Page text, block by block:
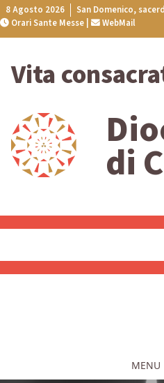
Skip
to
content
8 Agosto 2026
San Domenico,
Orari Sante Messe
WebMail
Vita
di
MENU